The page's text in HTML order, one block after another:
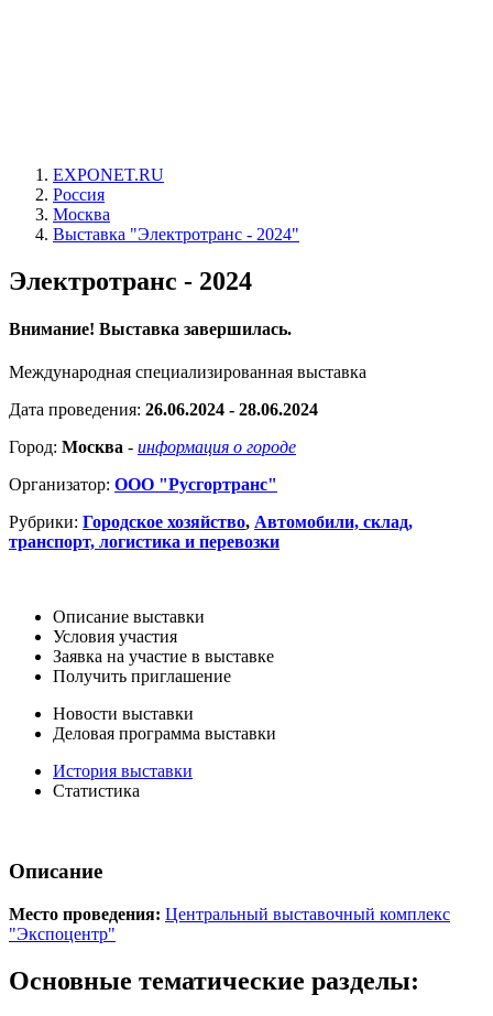
EXPONET.RU
Россия
Москва
Выставка "Электротранс - 2024"
Электротранс - 2024
Внимание! Выставка завершилась.
Международная специализированная выставка
Дата проведения: 26.06.2024 - 28.06.2024
Город: Москва - информация о городе
Организатор: ООО "Русгортранс"
Рубрики: Городское хозяйство, Автомобили, склад,
транспорт, логистика и перевозки
Описание выставки
Условия участия
Заявка на участие в выставке
Получить приглашение
Новости выставки
Деловая программа выставки
История выставки
Статистика
Описание
Место проведения: Центральный выставочный комплекс
"Экспоцентр"
Основные тематические разделы: